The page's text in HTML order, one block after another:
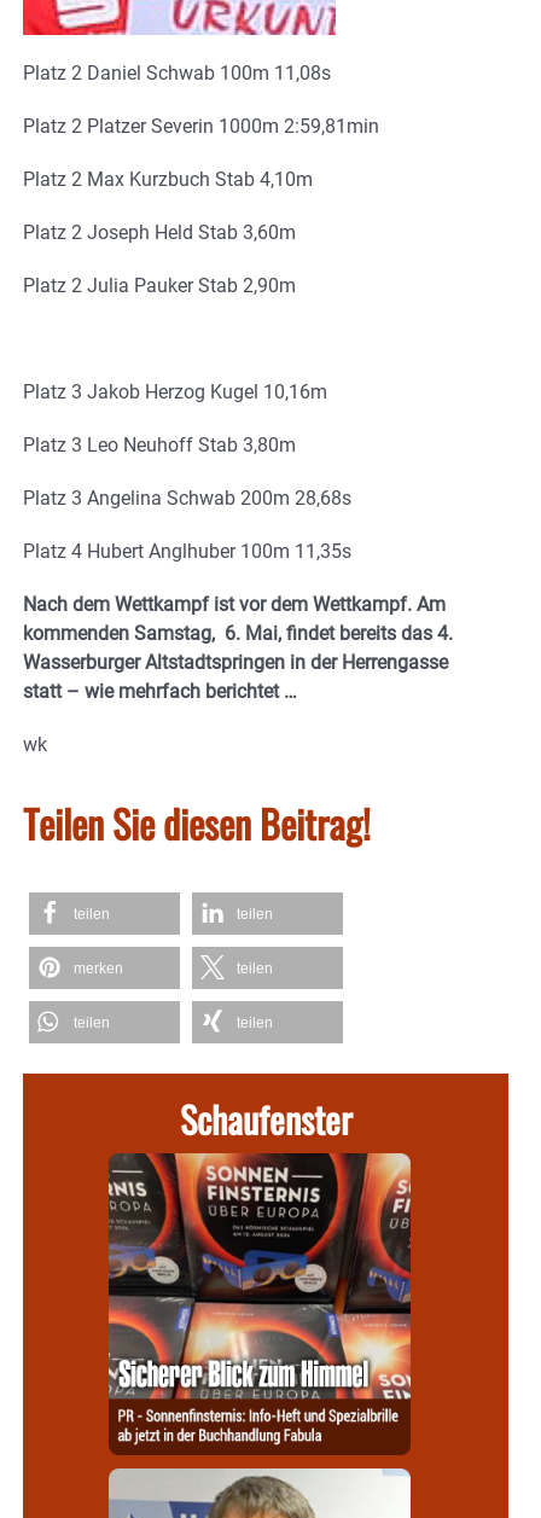
Platz 2 Daniel Schwab 100m 11,08s
Platz 2 Platzer Severin 1000m 2:59,81min
Platz 2 Max Kurzbuch Stab 4,10m
Platz 2 Joseph Held Stab 3,60m
Platz 2 Julia Pauker Stab 2,90m
Platz 3 Jakob Herzog Kugel 10,16m
Platz 3 Leo Neuhoff Stab 3,80m
Platz 3 Angelina Schwab 200m 28,68s
Platz 4 Hubert Anglhuber 100m 11,35s
Nach dem Wettkampf ist vor dem Wettkampf. Am
kommenden Samstag, 6. Mai, findet bereits das 4.
Wasserburger Altstadtspringen in der Herrengasse
statt – wie mehrfach berichtet …
wk
Teilen Sie diesen Beitrag!
teilen teilen
merken teilen
teilen teilen
Schaufenster